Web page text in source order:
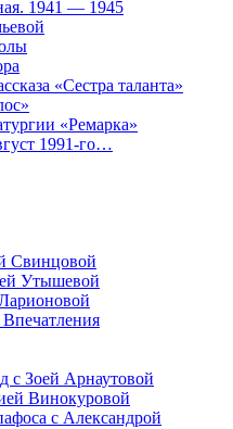
1941 — 1945
«Сестра таланта»
«Ремарка»
1991-го…
Свинцовой
Утышевой
с Зоей Арнаутовой
Винокуровой
с Александрой